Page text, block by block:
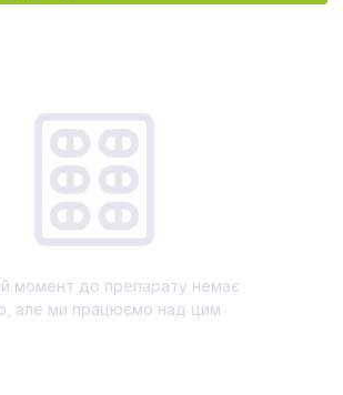
момент до препарату немає
але ми працюємо над цим